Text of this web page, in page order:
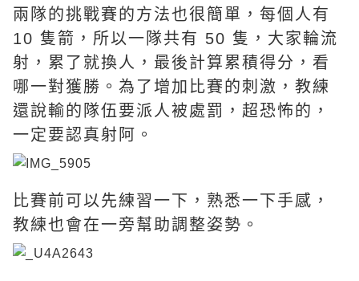
兩隊的挑戰賽的方法也很簡單，每個人有
10 隻箭，所以一隊共有 50 隻，大家輪流
射，累了就換人，最後計算累積得分，看
哪一對獲勝。為了增加比賽的刺激，教練
還說輸的隊伍要派人被處罰，超恐怖的，
一定要認真射阿。
比賽前可以先練習一下，熟悉一下手感，
教練也會在一旁幫助調整姿勢。